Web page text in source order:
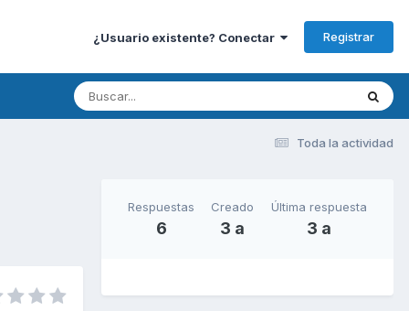
¿Usuario existente? Conectar Registrar
Toda la actividad
Respuestas
6
Creado
3 a
Última respuesta
3 a